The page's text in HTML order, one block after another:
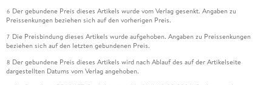
6 Der gebundene Preis dieses Artikels wurde vom Verlag gesenkt. Angaben zu
Preissenkungen beziehen sich auf den vorherigen Preis.
7 Die Preisbindung dieses Artikels wurde aufgehoben. Angaben zu Preissenkungen
beziehen sich auf den letzten gebundenen Preis.
8 Der gebundene Preis dieses Artikels wird nach Ablauf des auf der Artikelseite
dargestellten Datums vom Verlag angehoben.